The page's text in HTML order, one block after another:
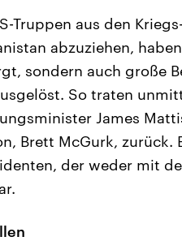
Truppen aus den
abzuziehen,
sondern auch große
So traten
James
Brett McGurk, zurück.
der weder mit